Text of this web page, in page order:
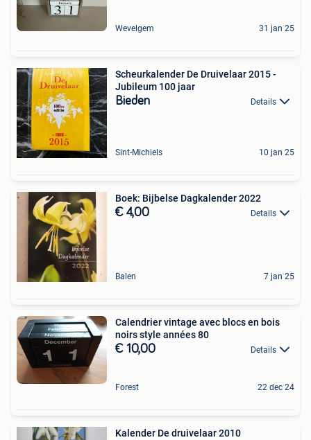
Wevelgem 31 jan 25
Scheurkalender De Druivelaar 2015 -
Jubileum 100 jaar
Bieden Details
Sint-Michiels 10 jan 25
Boek: Bijbelse Dagkalender 2022
€ 4,00 Details
Balen 7 jan 25
Calendrier vintage avec blocs en bois
noirs style années 80
€ 10,00 Details
Forest 22 dec 24
Kalender De druivelaar 2010